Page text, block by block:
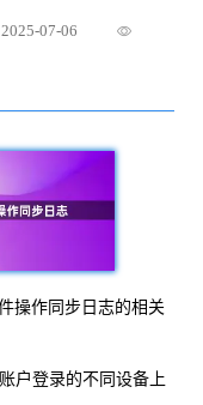
2025-07-06
操作同步日志的相关
户登录的不同设备上